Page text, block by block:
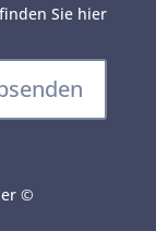
Sie hier
© Irene Schüller